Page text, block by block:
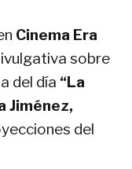
Cinema Era
sobre
del día “La
Jiménez,
del